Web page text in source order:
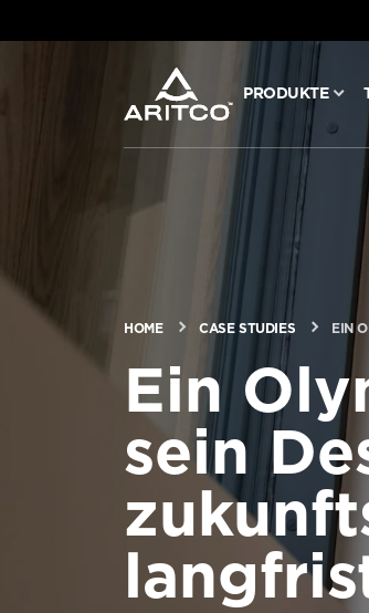
PRODUKTE
TOOLS UND DOKUMENTE
ÜBER ARITCO
Bestellen Sie ein Digital HomeKit
Kontaktieren Sie uns
HOME CASE STUDIES EIN
Ein
sein